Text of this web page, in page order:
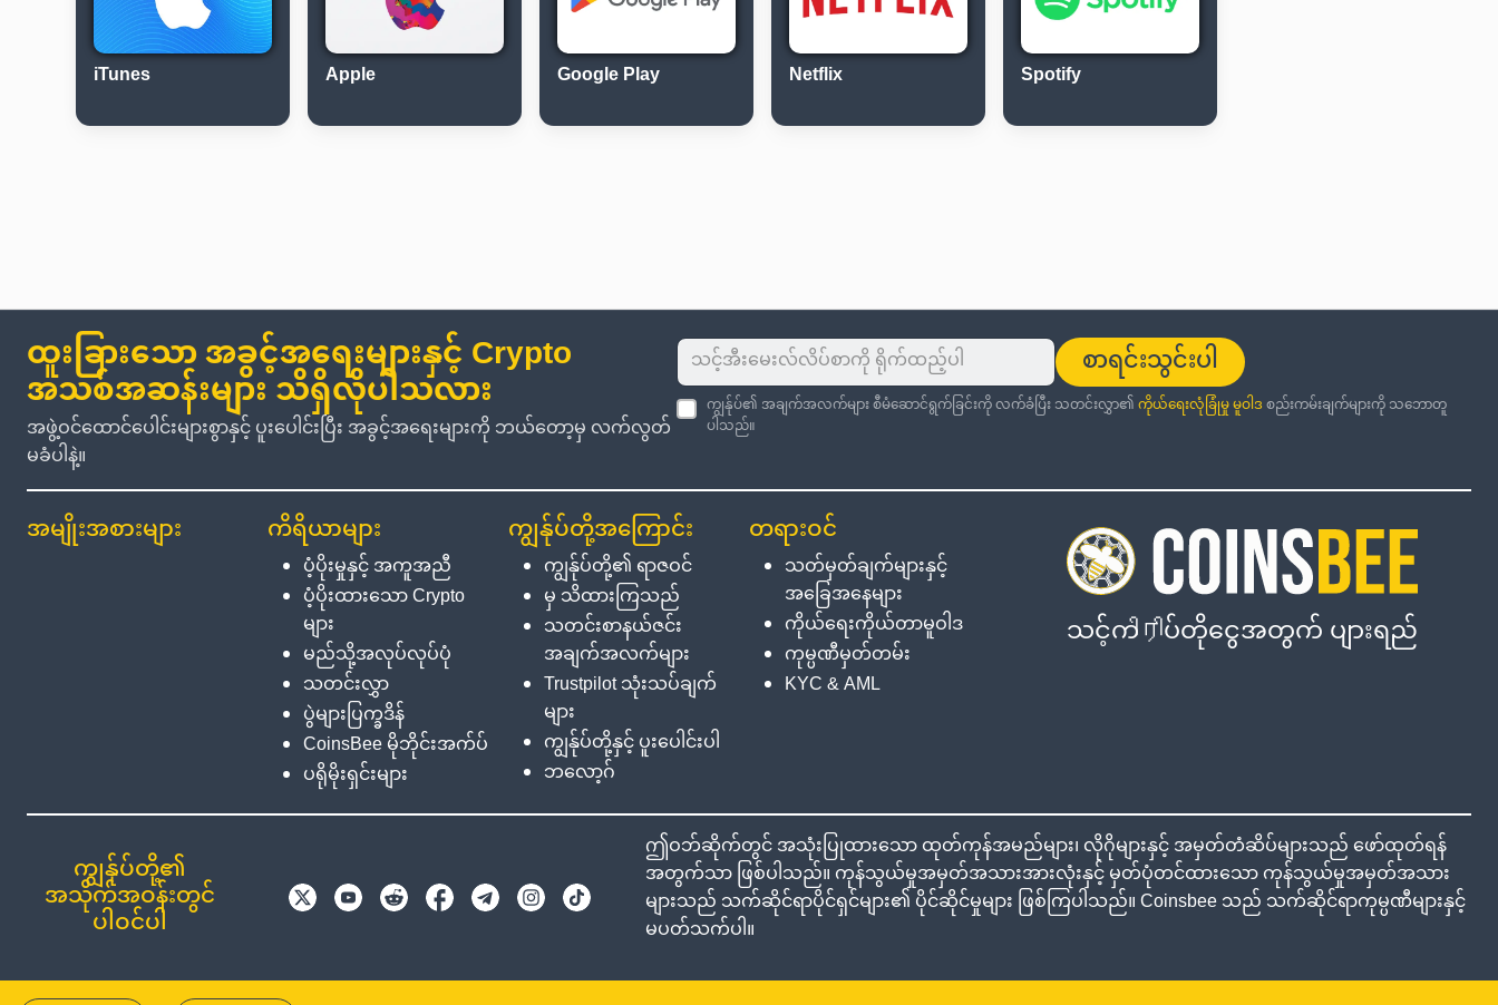
iTunes Apple Google Play Netflix Spotify
ထူးခြားသော အခွင့်အရေးများနှင့် Crypto
အသစ်အဆန်းများ သိရှိလိုပါသလား
အဖွဲ့ဝင်ထောင်ပေါင်းများစွာနှင့် ပူးပေါင်းပြီး အခွင့်အရေးများကို ဘယ်တော့မှ လက်လွတ်
မခံပါနဲ့။
စာရင်းသွင်းပါ
ကျွန်ုပ်၏ အချက်အလက်များ စီမံဆောင်ရွက်ခြင်းကို လက်ခံပြီး သတင်းလွှာ၏ကိုယ်ရေးလုံခြုံမှု မူဝါဒစည်းကမ်းချက်များကို သဘောတူ
ပါသည်။
အမျိုးအစားများ ကိရိယာများ
ပံ့ပိုးမှုနှင့် အကူအညီ
ပံ့ပိုးထားသော Crypto
များ
မည်သို့အလုပ်လုပ်ပုံ
သတင်းလွှာ
ပွဲများပြက္ခဒိန်
CoinsBee မိုဘိုင်းအက်ပ်
ပရိုမိုးရှင်းများ
ကျွန်ုပ်တို့အကြောင်း
ကျွန်ုပ်တို့၏ ရာဇဝင်
မှ သိထားကြသည်
သတင်းစာနယ်ဇင်း
အချက်အလက်များ
Trustpilot သုံးသပ်ချက်
များ
ကျွန်ုပ်တို့နှင့် ပူးပေါင်းပါ
ဘလော့ဂ်
တရားဝင်
သတ်မှတ်ချက်များနှင့်
အခြေအနေများ
ကိုယ်ရေးကိုယ်တာမူဝါဒ
ကုမ္ပဏီမှတ်တမ်း
KYC & AML
သင့်ကிரிပ်တိုငွေအတွက် ပျားရည်
ကျွန်ုပ်တို့၏
အသိုက်အဝန်းတွင်
ပါဝင်ပါ
ဤဝဘ်ဆိုက်တွင် အသုံးပြုထားသော ထုတ်ကုန်အမည်များ၊ လိုဂိုများနှင့် အမှတ်တံဆိပ်များသည် ဖော်ထုတ်ရန်
အတွက်သာ ဖြစ်ပါသည်။ ကုန်သွယ်မှုအမှတ်အသားအားလုံးနှင့် မှတ်ပုံတင်ထားသော ကုန်သွယ်မှုအမှတ်အသား
များသည် သက်ဆိုင်ရာပိုင်ရှင်များ၏ ပိုင်ဆိုင်မှုများ ဖြစ်ကြပါသည်။ Coinsbee သည် သက်ဆိုင်ရာကုမ္ပဏီများနှင့်
မပတ်သက်ပါ။